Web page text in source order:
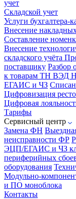
учет
Складской учет
Услуги бухгалтера-
Внесение
Составление
Внесение
складского учёта
поставщику Разбор
к товарам ТН ВЭД
ЕГАИС и ЧЗ
Цифровизация
Цифровая
Тарифы
Сервисный центр
Замена ФН
неисправности ФР
ЭЦП/ЕГАИС и ЧЗ
периферийных
оборудования
Модульно-
и ПО моноблока
Контакты